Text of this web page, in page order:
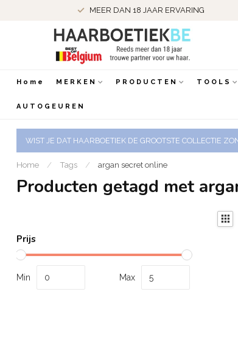
MEER DAN 18 JAAR ERVARING
Home MERKEN PRODUCTEN TOOLS
AUTOGEUREN
WIST JE DAT HAARBOETIEK DE GROOTSTE COLLECTIE
Home / Tags / argan secret online
Producten getagd met
Prijs
Min Max